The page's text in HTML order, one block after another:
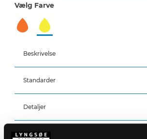
Vælg Farve
Beskrivelse
100% Polyester, PU belægning, 210 g/m²
Vind- og vandtæt
Standarder
Detaljer
Produktdata